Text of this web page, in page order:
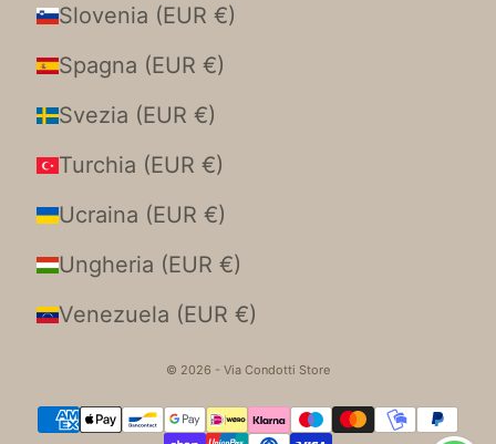
Slovenia (EUR €)
Spagna (EUR €)
Svezia (EUR €)
Turchia (EUR €)
Ucraina (EUR €)
Ungheria (EUR €)
Venezuela (EUR €)
© 2026 - Via Condotti Store